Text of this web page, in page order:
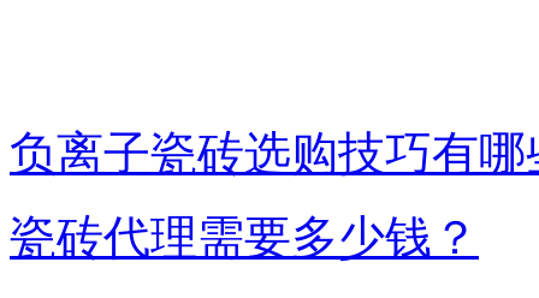
负离子瓷砖选购技巧有哪
瓷砖代理需要多少钱？